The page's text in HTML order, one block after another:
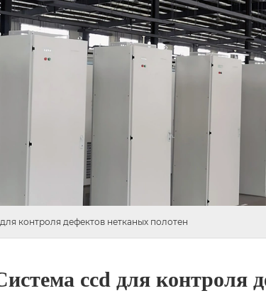
контроля дефектов нетканых полотен
ccd для контроля